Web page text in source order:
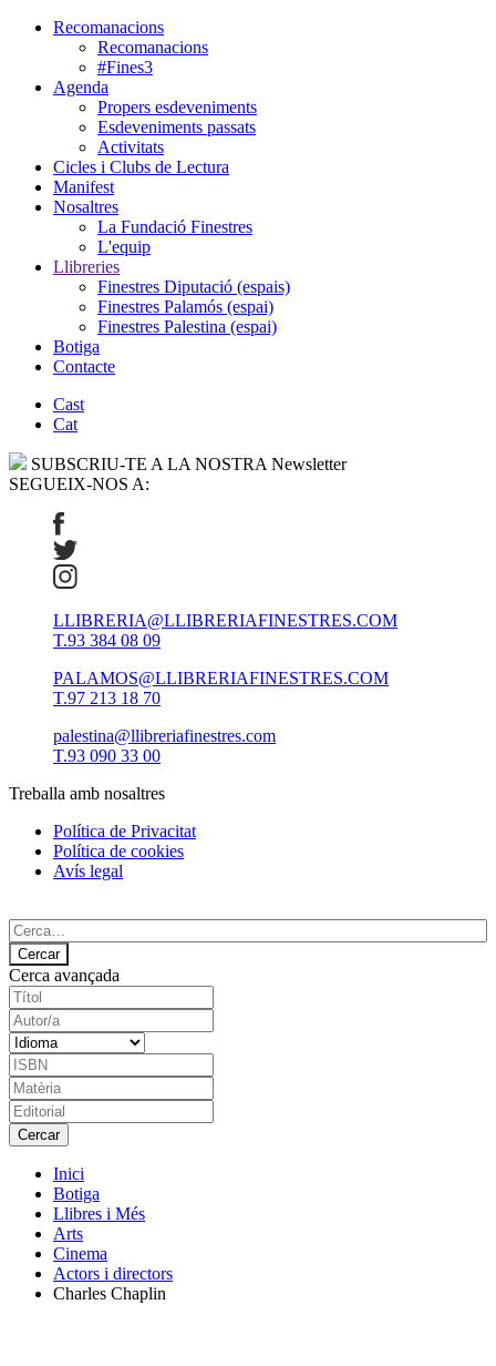
Recomanacions
Recomanacions
#Fines3
Agenda
Propers esdeveniments
Esdeveniments passats
Activitats
Cicles i Clubs de Lectura
Manifest
Nosaltres
La Fundació Finestres
L'equip
Llibreries
Finestres Diputació (espais)
Finestres Palamós (espai)
Finestres Palestina (espai)
Botiga
Contacte
Cast
Cat
SUBSCRIU-TE A LA NOSTRA Newsletter
SEGUEIX-NOS A:
LLIBRERIA@LLIBRERIAFINESTRES.COM
T.93 384 08 09
PALAMOS@LLIBRERIAFINESTRES.COM
T.97 213 18 70
palestina@llibreriafinestres.com
T.93 090 33 00
Treballa amb nosaltres
Política de Privacitat
Política de cookies
Avís legal
Cerca avançada
Inici
Botiga
Llibres i Més
Arts
Cinema
Actors i directors
Charles Chaplin